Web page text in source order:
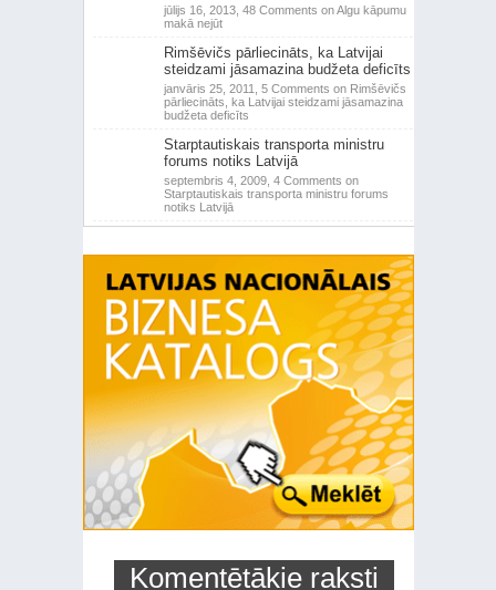
jūlijs 16, 2013, 48 Comments on Algu kāpumu
makā nejūt
Rimšēvičs pārliecināts, ka Latvijai
steidzami jāsamazina budžeta deficīts
janvāris 25, 2011, 5 Comments on Rimšēvičs
pārliecināts, ka Latvijai steidzami jāsamazina
budžeta deficīts
Starptautiskais transporta ministru
forums notiks Latvijā
septembris 4, 2009, 4 Comments on
Starptautiskais transporta ministru forums
notiks Latvijā
Komentētākie raksti